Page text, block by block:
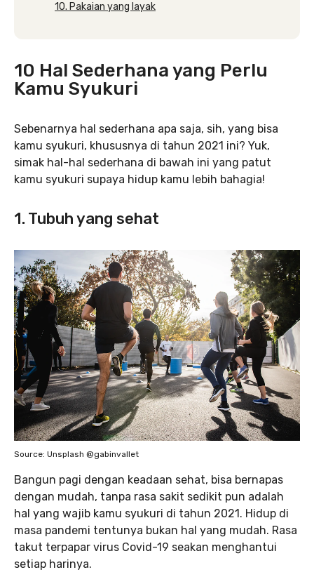
10. Pakaian yang layak
10 Hal Sederhana yang Perlu
Kamu Syukuri
Sebenarnya hal sederhana apa saja, sih, yang bisa
kamu syukuri, khususnya di tahun 2021 ini? Yuk,
simak hal-hal sederhana di bawah ini yang patut
kamu syukuri supaya hidup kamu lebih bahagia!
1. Tubuh yang sehat
Source: Unsplash @gabinvallet
Bangun pagi dengan keadaan sehat, bisa bernapas
dengan mudah, tanpa rasa sakit sedikit pun adalah
hal yang wajib kamu syukuri di tahun 2021. Hidup di
masa pandemi tentunya bukan hal yang mudah. Rasa
takut terpapar virus Covid-19 seakan menghantui
setiap harinya.